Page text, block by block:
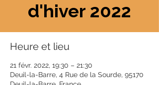
d'hiver 2022
Heure et lieu
21 févr. 2022, 19:30 – 21:30
Deuil-la-Barre, 4 Rue de la Sourde, 95170